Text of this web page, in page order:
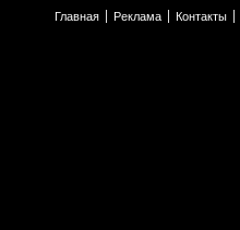
Главная Реклама Контакты